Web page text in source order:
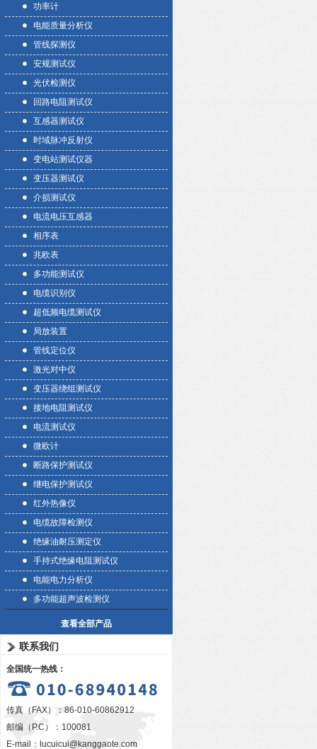
功率计
电能质量分析仪
管线探测仪
安规测试仪
光伏检测仪
回路电阻测试仪
互感器测试仪
时域脉冲反射仪
变电站测试仪器
变压器测试仪
介损测试仪
电流电压互感器
相序表
兆欧表
多功能测试仪
电缆识别仪
超低频电缆测试仪
局放装置
管线定位仪
激光对中仪
变压器绕组测试仪
接地电阻测试仪
电流测试仪
微欧计
断路保护测试仪
继电保护测试仪
红外热像仪
电缆故障检测仪
绝缘油耐压测定仪
手持式绝缘电阻测试仪
电能电力分析仪
多功能超声波检测仪
查看全部产品
联系我们
全国统一热线：
传真（FAX）：86-010-60862912
邮编（P.C）：100081
E-mail： lucuicui@kanggaote.com